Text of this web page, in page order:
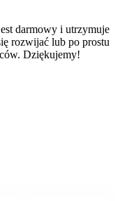
darmowy i utrzymuje
rozwijać lub po prostu
Dziękujemy!